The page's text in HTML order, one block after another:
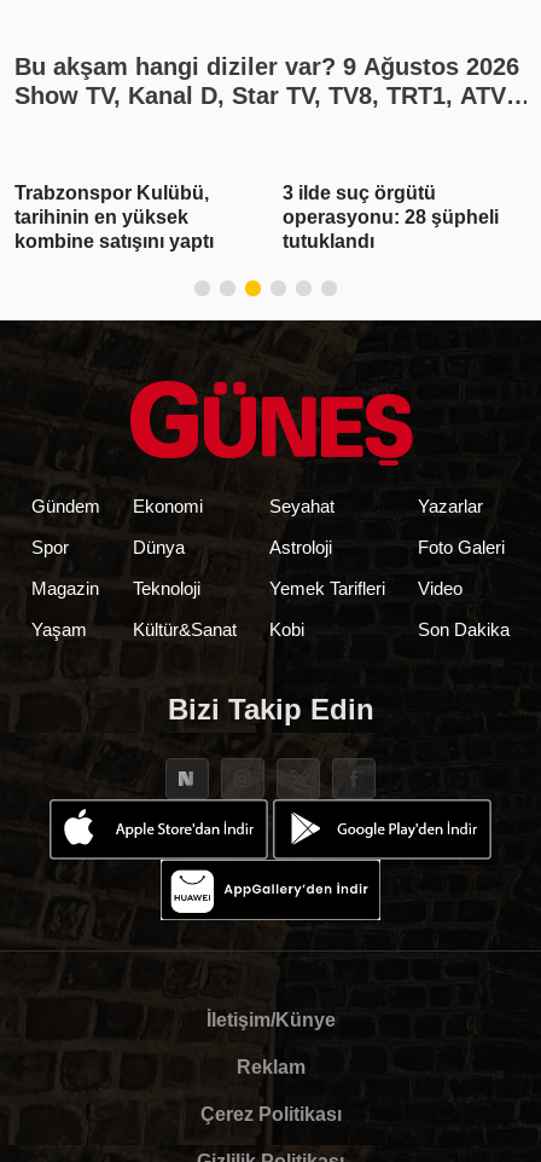
Bu akşam hangi diziler var? 9 Ağustos 2026
Show TV, Kanal D, Star TV, TV8, TRT1, ATV
Trabzonspor Kulübü,
tarihinin en yüksek
kombine satışını yaptı
3 ilde suç örgütü
operasyonu: 28 şüpheli
tutuklandı
Gündem
Spor
Magazin
Yaşam
Ekonomi
Dünya
Teknoloji
Kültür&Sanat
Seyahat
Astroloji
Yemek Tarifleri
Kobi
Yazarlar
Foto Galeri
Video
Son Dakika
Bizi Takip Edin
İletişim/Künye
Reklam
Çerez Politikası